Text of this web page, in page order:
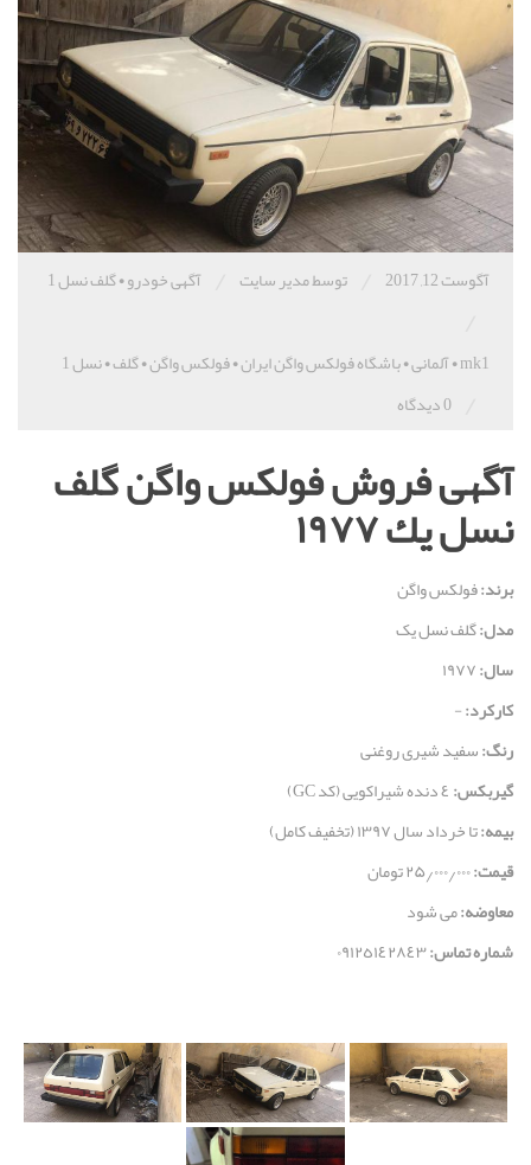
آگوست 12, 2017 توسط مدیر سایت آگهی خودرو•گلف نسل 1
mk1
•آلمانی•باشگاه فولکس واگن ایران•فولکس واگن•گلف•نسل 1
0 دیدگاه
آگهی فروش فولکس واگن گلف
نسل يك ١٩٧٧
برند:فولکس واگن
مدل:گلف نسل یک
سال:
کارکرد:-
رنگ:سفيد شيری روغنی
گیربکس:
بیمه:تا خرداد سال ۱۳۹۷ (تخفیف کامل)
قيمت:
معاوضه:می شود
شماره تماس: